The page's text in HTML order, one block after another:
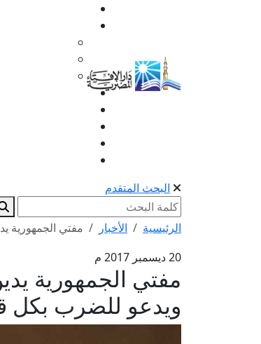
البحث المتقدم
الرئيسية الأخبار
مفتي الجمهورية
20 ديسمبر 2017 م
مفتي الجمهورية
ويدعو للضرب بكل